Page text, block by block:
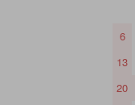
6
13
20